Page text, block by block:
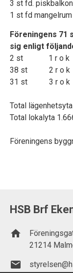
3 st fd.
1 st fd mangelrum
Föreningens 71
sig enligt
2 st 1 r o k
38 st 2 r o k
31 st 3 r o k
Total
Total lokalyta
Föreningens
HSB Brf
home
21214
email